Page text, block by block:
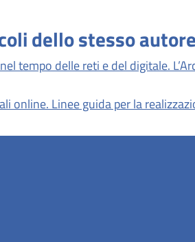
dello stesso
tempo delle reti e del digitale.
online. Linee guida per la